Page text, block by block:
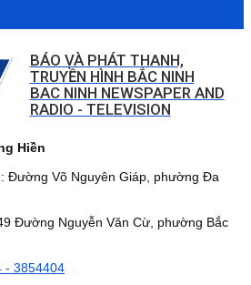
BÁO VÀ PHÁT THANH,
TRUYỀN HÌNH BẮC NINH
BAC NINH NEWSPAPER AND
RADIO - TELEVISION
Hiền
Đường Võ Nguyên Giáp, phường Đa
Nguyễn Văn Cừ, phường Bắc
- 3854404